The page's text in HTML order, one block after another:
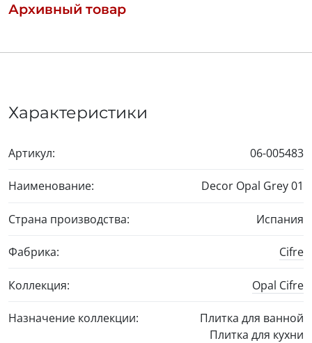
Архивный товар
Характеристики
Артикул: 06-005483
Наименование: Decor Opal Grey 01
Страна производства: Испания
Фабрика: Cifre
Коллекция: Opal Cifre
Назначение коллекции:
Плитка для ванной
Плитка для кухни